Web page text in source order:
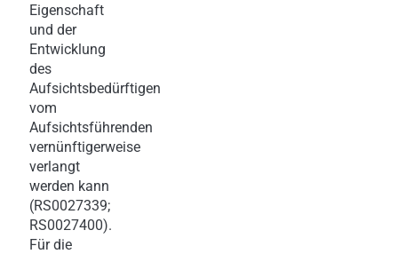
Eigenschaft
und der
Entwicklung
des
Aufsichtsbedürftigen
vom
Aufsichtsführenden
vernünftigerweise
verlangt
werden kann
(RS0027339;
RS0027400).
Für die